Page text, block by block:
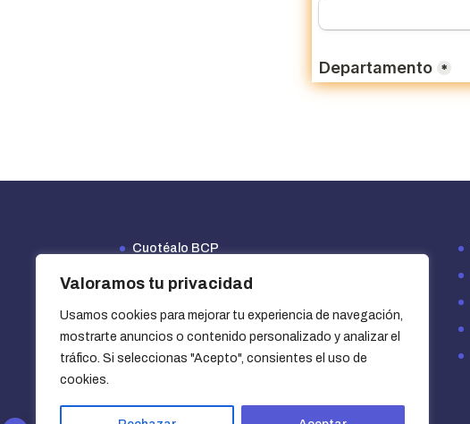
Valoramos tu privacidad
Usamos cookies para mejorar tu experiencia de navegación,
mostrarte anuncios o contenido personalizado y analizar el
tráfico. Si seleccionas "Acepto", consientes el uso de
cookies.
Cuotéalo BCP
Financiamiento Efectiva
¿Cómo usar un cupón?
Vender mi iPhone